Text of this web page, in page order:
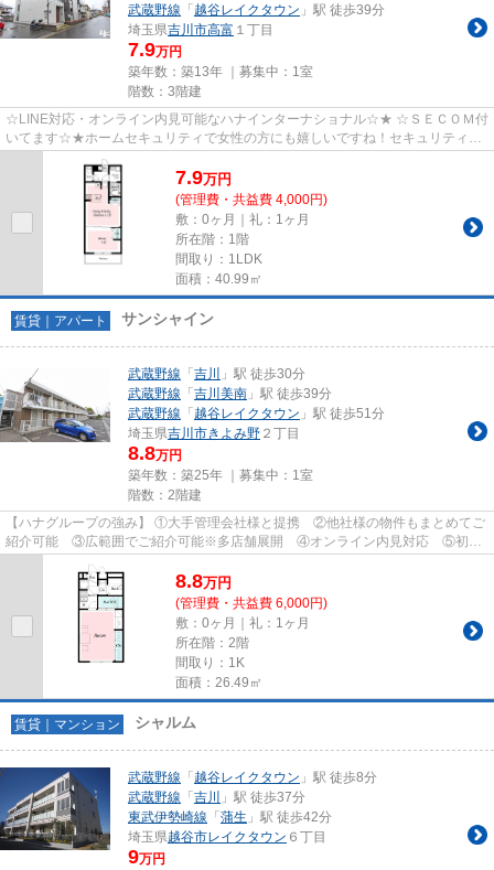
武蔵野線 「 越谷レイクタウン 」駅 徒歩39分
埼玉県吉川市高富 １丁目
7.9万円
築年数：築13年 ｜募集中： 1室
階数：3階建
☆LINE対応・オンライン内見可能なハナインターナショナル☆★ ☆ＳＥＣＯＭ付
いてます☆★ホームセキュリティで女性の方にも嬉しいですね！セキュリティが
作動したらＳＥＣＯＭの人が駆けつ...
7.9万円
(管理費・共益費 4,000円)
敷：0ヶ月｜礼：1ヶ月
所在階：1階
間取り：1LDK
面積：40.99㎡
賃貸｜アパート サンシャイン
武蔵野線 「 吉川
」駅 徒歩30分
武蔵野線 「 吉川美南 」駅 徒歩39分
武蔵野線 「 越谷レイクタウン 」駅 徒歩51分
埼玉県吉川市きよみ野 ２丁目
8.8万円
築年数：築25年 ｜募集中： 1室
階数：2階建
【ハナグループの強み】 ①大手管理会社様と提携 ②他社様の物件もまとめてご
紹介可能 ③広範囲でご紹介可能※多店舗展開 ④オンライン内見対応 ⑤初期
8.8万円
(管理費・共益費 6,000円)
敷：0ヶ月｜礼：1ヶ月
所在階：2階
間取り：1K
面積：26.49㎡
賃貸｜マンション シャルム
武蔵野線 「 越谷レイクタウン 」駅 徒歩8分
武蔵野線 「 吉川
」駅 徒歩37分
東武伊勢崎線 「 蒲生 」駅 徒歩42分
埼玉県越谷市レイクタウン ６丁目
9万円